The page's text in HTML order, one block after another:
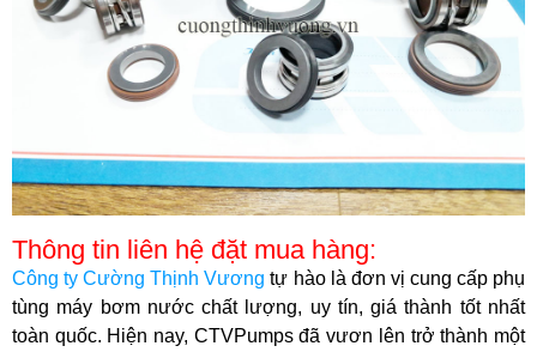
Thông tin liên hệ đặt mua hàng:
Công ty Cường Thịnh Vương tự hào là đơn vị cung cấp phụ
tùng máy bơm nước chất lượng, uy tín, giá thành tốt nhất
toàn quốc. Hiện nay, CTVPumps đã vươn lên trở thành một